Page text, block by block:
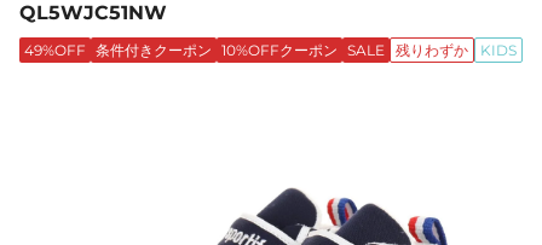
QL5WJC51NW
49%OFF 条件付きクーポン 10%OFFクーポン SALE 残りわずか KIDS